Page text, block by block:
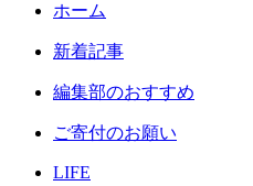
ホーム
新着記事
編集部のおすすめ
ご寄付のお願い
LIFE